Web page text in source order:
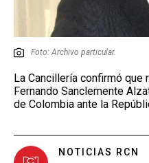
Foto: Archivo particular.
La Cancillería confirmó que
Fernando Sanclemente
de Colombia ante la
NOTICIAS RCN